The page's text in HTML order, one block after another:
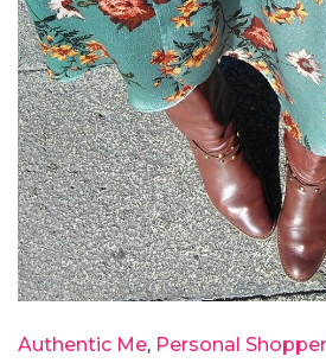
Authentic Me Personal